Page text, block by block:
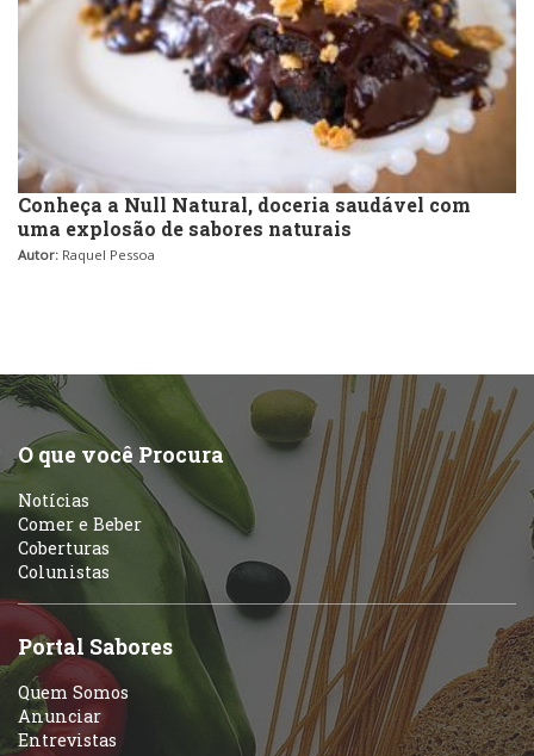
Conheça a Null Natural, doceria saudável com
uma explosão de sabores naturais
Autor: Raquel Pessoa
O que você Procura
Notícias
Comer e Beber
Coberturas
Colunistas
Portal Sabores
Quem Somos
Anunciar
Entrevistas